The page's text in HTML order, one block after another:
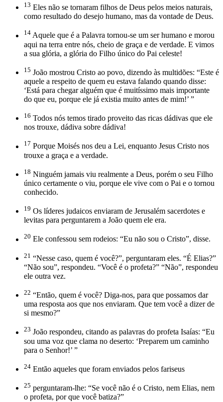
13 Eles não se tornaram filhos de Deus pelos meios naturais,
como resultado do desejo humano, mas da vontade de Deus.
14 Aquele que é a Palavra tornou-se um ser humano e morou
aqui na terra entre nós, cheio de graça e de verdade. E vimos
a sua glória, a glória do Filho único do Pai celeste!
15 João mostrou Cristo ao povo, dizendo às multidões: “Este é
aquele a respeito de quem eu estava falando quando disse:
‘Está para chegar alguém que é muitíssimo mais importante
do que eu, porque ele já existia muito antes de mim!’ ”
16 Todos nós temos tirado proveito das ricas dádivas que ele
nos trouxe, dádiva sobre dádiva!
17 Porque Moisés nos deu a Lei, enquanto Jesus Cristo nos
trouxe a graça e a verdade.
18 Ninguém jamais viu realmente a Deus, porém o seu Filho
único certamente o viu, porque ele vive com o Pai e o tornou
conhecido.
19 Os líderes judaicos enviaram de Jerusalém sacerdotes e
levitas para perguntarem a João quem ele era.
20 Ele confessou sem rodeios: “Eu não sou o Cristo”, disse.
21 “Nesse caso, quem é você?”, perguntaram eles. “É Elias?”
“Não sou”, respondeu. “Você é o profeta?” “Não”, respondeu
ele outra vez.
22 “Então, quem é você? Diga-nos, para que possamos dar
uma resposta aos que nos enviaram. Que tem você a dizer de
si mesmo?”
23 João respondeu, citando as palavras do profeta Isaías: “Eu
sou uma voz que clama no deserto: ‘Preparem um caminho
para o Senhor!’ ”
24 Então aqueles que foram enviados pelos fariseus
25 perguntaram-lhe: “Se você não é o Cristo, nem Elias, nem
o profeta, por que você batiza?”